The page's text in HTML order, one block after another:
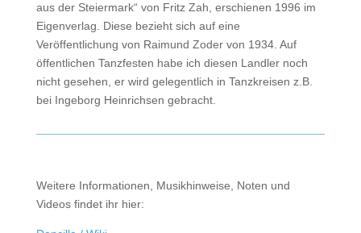
aus der Steiermark“ von Fritz Zah, erschienen 1996 im
Eigenverlag. Diese bezieht sich auf eine
Veröffentlichung von Raimund Zoder von 1934. Auf
öffentlichen Tanzfesten habe ich diesen Landler noch
nicht gesehen, er wird gelegentlich in Tanzkreisen z.B.
bei Ingeborg Heinrichsen gebracht.
Weitere Informationen, Musikhinweise, Noten und
Videos findet ihr hier: